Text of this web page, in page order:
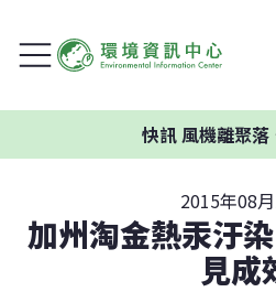
快訊風機離聚落、
2015年08
加州淘金熱汞汙
見成